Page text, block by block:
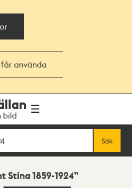
använda
bild
Sök
Stina 1859-1924